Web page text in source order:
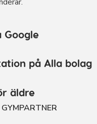
Google
på Alla bolag
äldre